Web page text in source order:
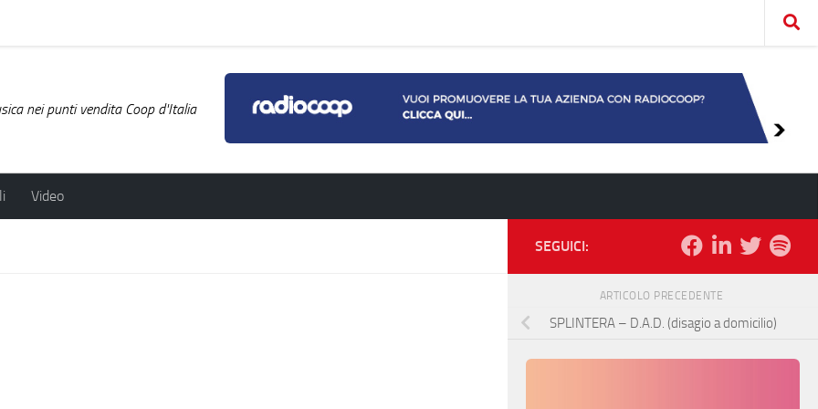
nei punti vendita Coop d'Italia
Video
SEGUICI:
ARTICOLO PRECEDENTE
SPLINTERA – D.A.D. (disagio a domicilio)